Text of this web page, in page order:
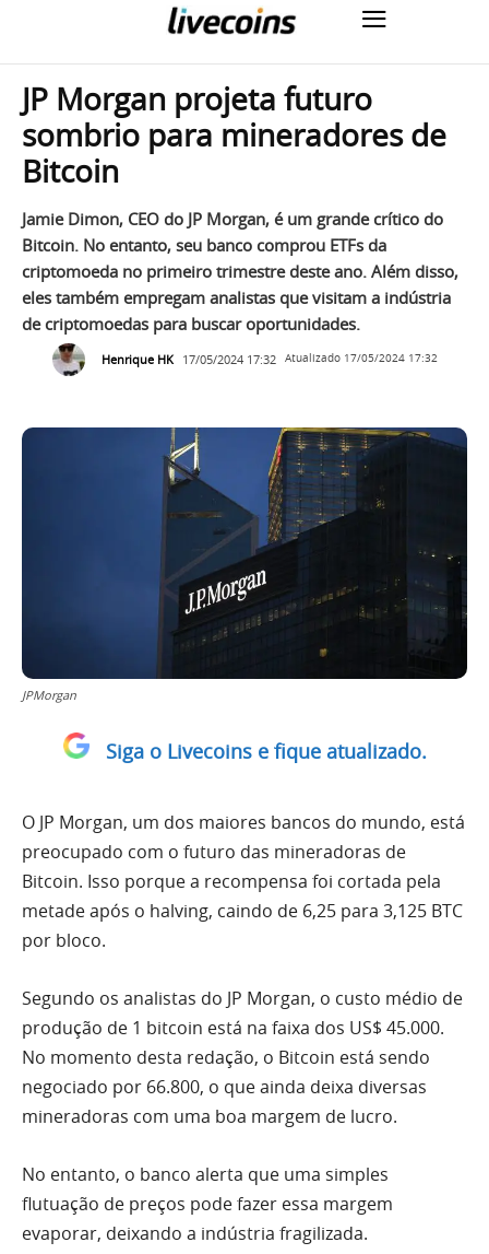
JP Morgan projeta futuro
sombrio para mineradores de
Bitcoin
Jamie Dimon, CEO do JP Morgan, é um grande crítico do
Bitcoin. No entanto, seu banco comprou ETFs da
criptomoeda no primeiro trimestre deste ano. Além disso,
eles também empregam analistas que visitam a indústria
de criptomoedas para buscar oportunidades.
Henrique HK 17/05/2024 17:32 Atualizado 17/05/2024 17:32
JPMorgan
Siga o Livecoins e fique atualizado.
O JP Morgan, um dos maiores bancos do mundo, está
preocupado com o futuro das mineradoras de
Bitcoin. Isso porque a recompensa foi cortada pela
metade após o halving, caindo de 6,25 para 3,125 BTC
por bloco.
Segundo os analistas do JP Morgan, o custo médio de
produção de 1 bitcoin está na faixa dos US$ 45.000.
No momento desta redação, o Bitcoin está sendo
negociado por 66.800, o que ainda deixa diversas
mineradoras com uma boa margem de lucro.
No entanto, o banco alerta que uma simples
flutuação de preços pode fazer essa margem
evaporar, deixando a indústria fragilizada.